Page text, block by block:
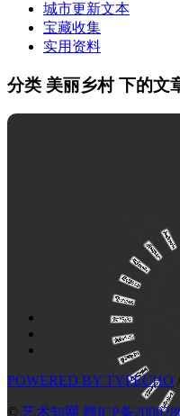
城市更新文本
宝藏收集
实用资料
分类 美丽乡村 下的文
POWERED BY TYPECHO /
© 艺术知网 赣ICP备